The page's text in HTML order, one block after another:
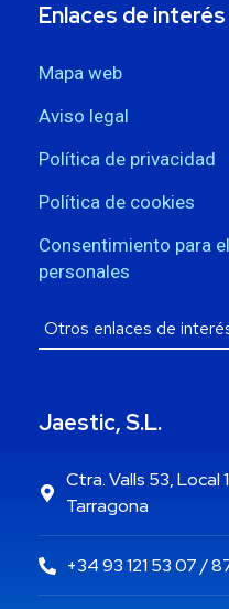
Enlaces de interés
Mapa web
Aviso legal
Política de privacidad
Política de cookies
Consentimiento para
personales
Jaestic, S.L.
Ctra. Valls 53, Local
Tarragona
+34 93 121 53 07 /